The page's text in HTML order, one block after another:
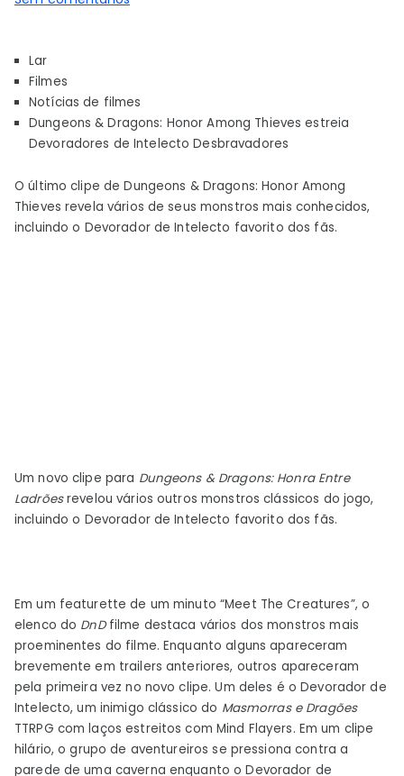
Devoradores
de
Desbravadores
Lar
Filmes
Notícias de filmes
Dungeons & Dragons: Honor Among Thieves estreia
Devoradores de Intelecto Desbravadores
O último clipe de Dungeons & Dragons: Honor Among
Thieves revela vários de seus monstros mais conhecidos,
incluindo o Devorador de Intelecto favorito dos fãs.
Um novo clipe para Dungeons & Dragons: Honra Entre
Ladrõesrevelou vários outros monstros clássicos do jogo,
incluindo o Devorador de Intelecto favorito dos fãs.
Em um featurette de um minuto “Meet The Creatures”, o
elenco do DnD filme destaca vários dos monstros mais
proeminentes do filme. Enquanto alguns apareceram
brevemente em trailers anteriores, outros apareceram
pela primeira vez no novo clipe. Um deles é o Devorador de
Intelecto, um inimigo clássico do Masmorras e Dragões
TTRPG com laços estreitos com Mind Flayers. Em um clipe
hilário, o grupo de aventureiros se pressiona contra a
parede de uma caverna enquanto o Devorador de